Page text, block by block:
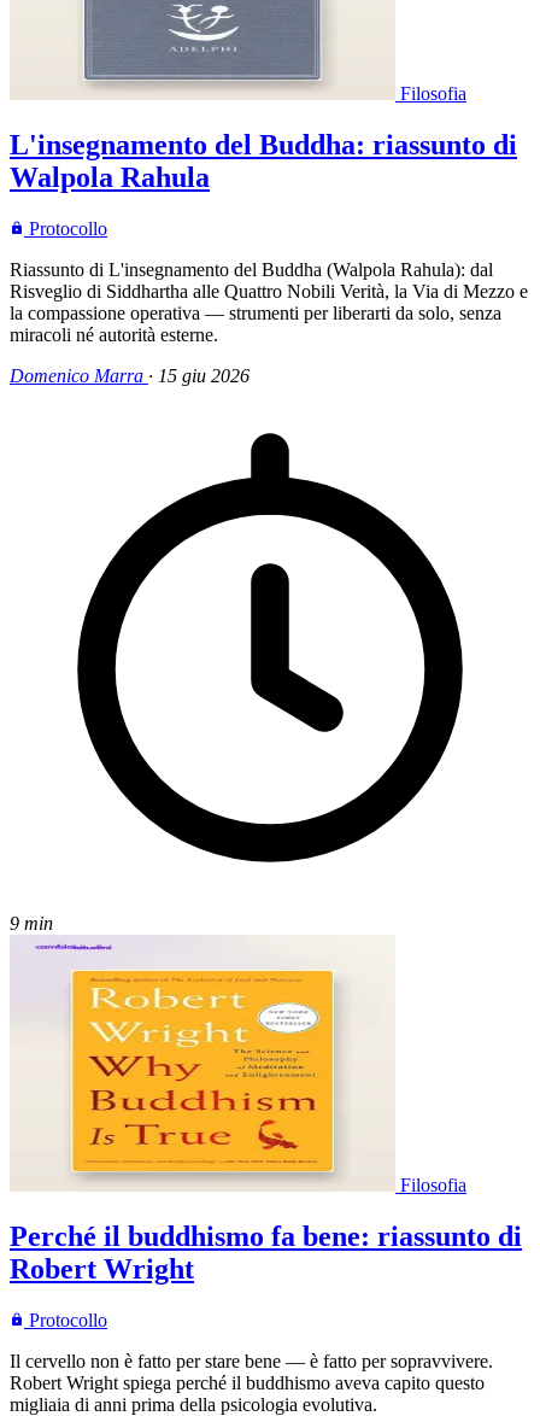
Filosofia
L'insegnamento del Buddha: riassunto di
Walpola Rahula
Protocollo
Riassunto di L'insegnamento del Buddha (Walpola Rahula): dal
Risveglio di Siddhartha alle Quattro Nobili Verità, la Via di Mezzo e
la compassione operativa — strumenti per liberarti da solo, senza
miracoli né autorità esterne.
Domenico Marra · 15 giu 2026
9 min
Filosofia
Perché il buddhismo fa bene: riassunto di
Robert Wright
Protocollo
Il cervello non è fatto per stare bene — è fatto per sopravvivere.
Robert Wright spiega perché il buddhismo aveva capito questo
migliaia di anni prima della psicologia evolutiva.